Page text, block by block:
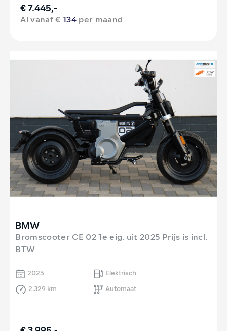
€ 7.445,-
Al vanaf €134 per maand
BMW
Bromscooter CE 02 1e eig. uit 2025 Prijs is incl.
BTW
2025
Elektrisch
2.329 km
Automaat